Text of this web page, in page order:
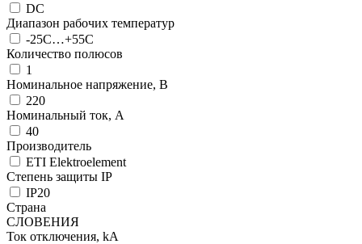
DC
Диапазон рабочих температур
-25C…+55C
Количество полюсов
1
Номинальное напряжение, В
220
Номинальный ток, А
40
Производитель
ETI Elektroelement
Степень защиты IP
IP20
Страна
СЛОВЕНИЯ
Ток отключения, kА